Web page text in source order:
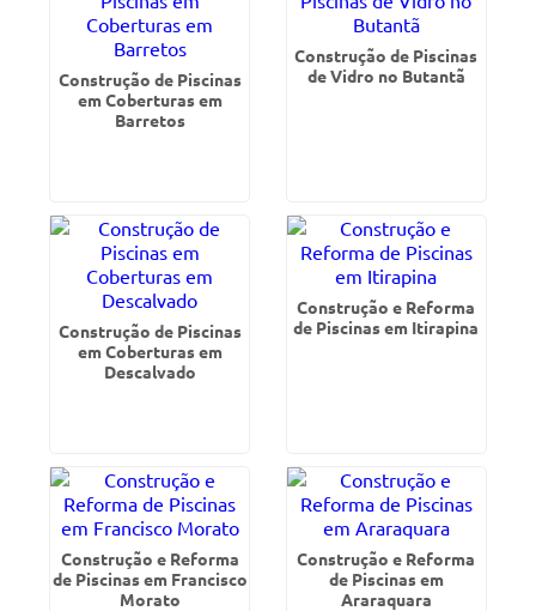
Construção de Piscinas
em Coberturas em
Barretos
Construção de Piscinas
de Vidro no Butantã
Construção de Piscinas
em Coberturas em
Descalvado
Construção e Reforma
de Piscinas em Itirapina
Construção e Reforma
de Piscinas em Francisco
Morato
Construção e Reforma
de Piscinas em
Araraquara